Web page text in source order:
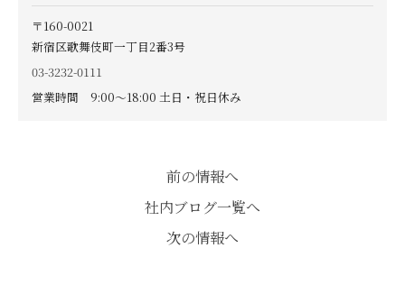
〒160-0021
新宿区歌舞伎町一丁目2番3号
03-3232-0111
営業時間 9:00〜18:00 土日・祝日休み
前の情報へ
社内ブログ一覧へ
次の情報へ